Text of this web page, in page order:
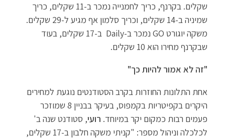
שקלים. בקרנף, כריך לחמנייה נמכר ב-11 שקלים, כריך
שמיניה ב-14 שקלים, וכריך סלמון אף מגיע ל-29 שקלים.
משקה יוגורט GO נמכר ב-Daily ב-17 שקלים, בעוד
שבקרנף מחירו הוא 10 שקלים.
"זה לא אמור להיות כך"
אחת התלונות החוזרות בקרב הסטודנטים נוגעת למחירים
היקרים בקפיטריות בקמפוס, בעיקר בבניין 8 שמוזכר
פעמים רבות כמקום יקר במיוחד. רועי, סטודנט שנה ב'
לכלכלה וניהול מספר: "קניתי משקה חלבון ב-17 שקלים,